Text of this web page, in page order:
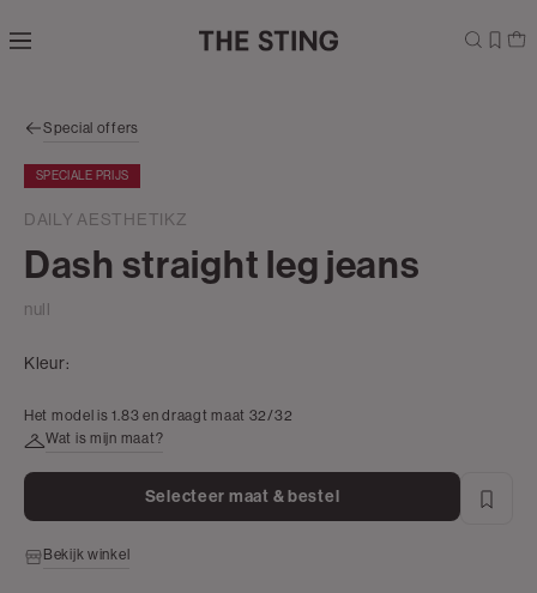
direct naar
zoekbalk
Navigeer
direct
naar de
Special offers
SPECIALE PRIJS
DAILY AESTHETIKZ
Dash straight leg jeans
null
Kleur:
Het model is 1.83 en draagt maat 32/32
Wat is mijn maat?
Selecteer maat & bestel
Bekijk winkel